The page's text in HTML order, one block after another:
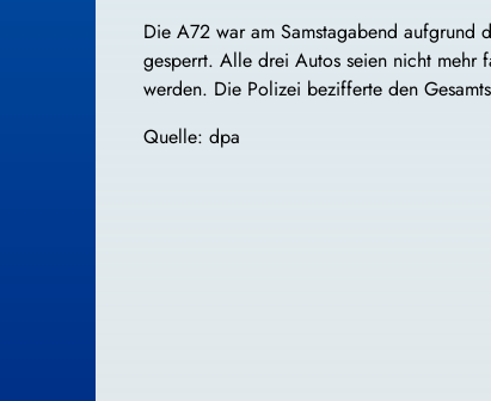
Die A72 war am Samstagabend aufgrund
gesperrt. Alle drei Autos seien nicht mehr
werden. Die Polizei bezifferte den
Quelle: dpa